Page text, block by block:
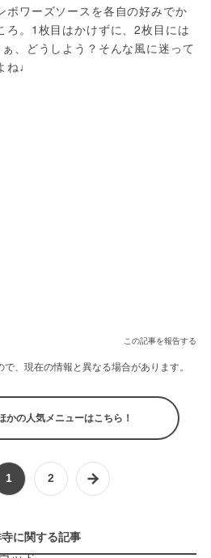
ボワーズソースを各自の好みでか
ろ。1枚目はかけずに、2枚目には
、どうしよう？そんな風に迷って
ね♩
この記事を報告する
、現在の情報と異なる場合があります。
かの人気メニューはこちら！
1 2
に関する記事